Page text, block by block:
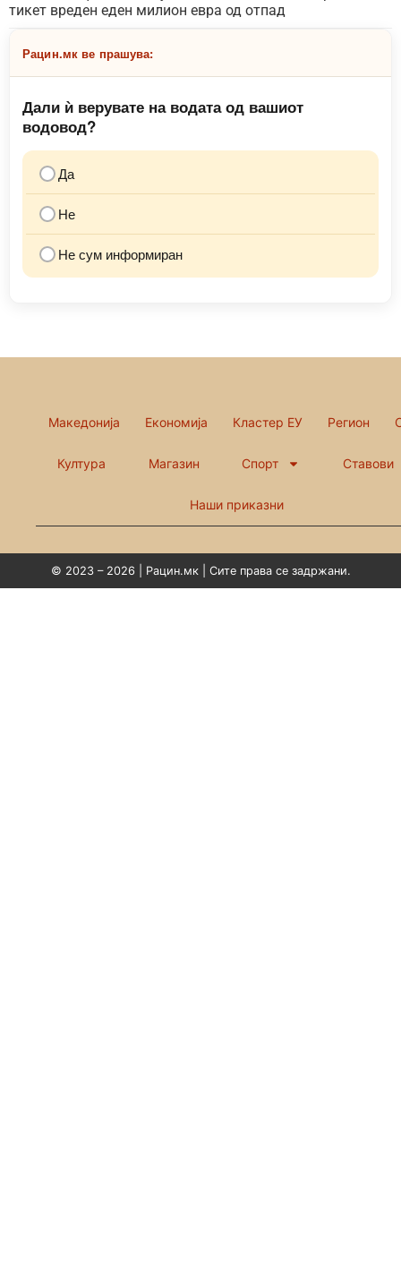
тикет вреден еден милион евра од отпад
Рацин.мк ве прашува:
Дали ѝ верувате на водата од вашиот
водовод?
Да
Не
Не сум информиран
Македонија Економија Кластер ЕУ Регион
Култура Магазин Спорт Ставови
Наши приказни
© 2023 – 2026 | Рацин.мк | Сите права се задржани.